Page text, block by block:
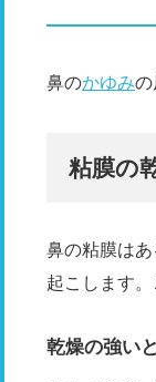
鼻のかゆみの
粘膜の
鼻の粘膜は
起こします
乾燥の強い